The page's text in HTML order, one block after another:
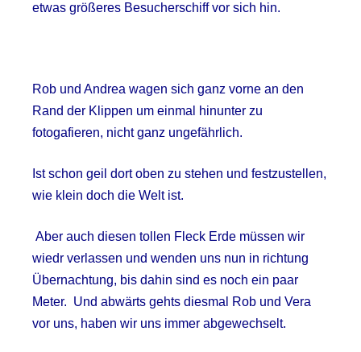
etwas größeres Besucherschiff vor sich hin.
Rob und Andrea wagen sich ganz vorne an den
Rand der Klippen um einmal hinunter zu
fotogafieren, nicht ganz ungefährlich.
Ist schon geil dort oben zu stehen und festzustellen,
wie klein doch die Welt ist.
Aber auch diesen tollen Fleck Erde müssen wir
wiedr verlassen und wenden uns nun in richtung
Übernachtung, bis dahin sind es noch ein paar
Meter. Und abwärts gehts diesmal Rob und Vera
vor uns, haben wir uns immer abgewechselt.